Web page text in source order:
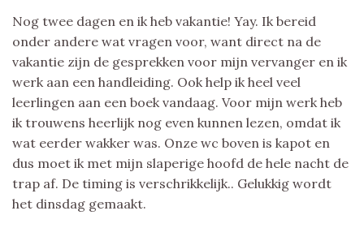
Nog twee dagen en ik heb vakantie! Yay. Ik bereid
onder andere wat vragen voor, want direct na de
vakantie zijn de gesprekken voor mijn vervanger en ik
werk aan een handleiding. Ook help ik heel veel
leerlingen aan een boek vandaag. Voor mijn werk heb
ik trouwens heerlijk nog even kunnen lezen, omdat ik
wat eerder wakker was. Onze wc boven is kapot en
dus moet ik met mijn slaperige hoofd de hele nacht de
trap af. De timing is verschrikkelijk.. Gelukkig wordt
het dinsdag gemaakt.